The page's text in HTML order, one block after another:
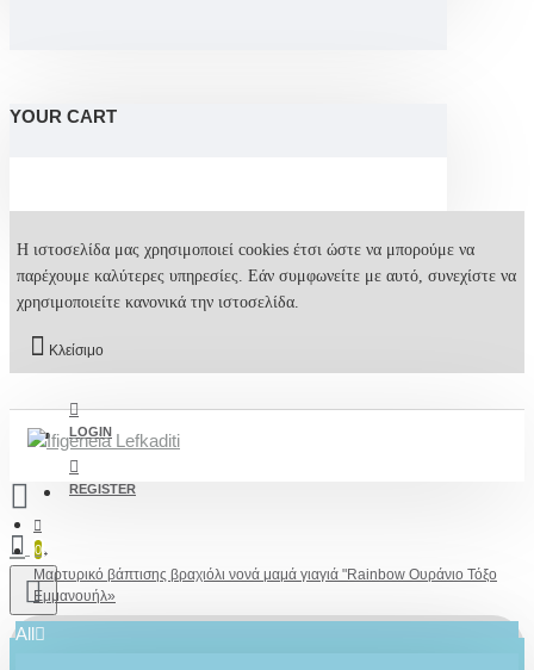
YOUR CART
Η ιστοσελίδα μας χρησιμοποιεί cookies έτσι ώστε να μπορούμε να
παρέχουμε καλύτερες υπηρεσίες. Εάν συμφωνείτε με αυτό, συνεχίστε να
χρησιμοποιείτε κανονικά την ιστοσελίδα.
Κλείσιμο
LOGIN
REGISTER
0
All
Μαρτυρικό βάπτισης βραχιόλι νονά μαμά γιαγιά "Rainbow Ουράνιο Τόξο
Εμμανουήλ»